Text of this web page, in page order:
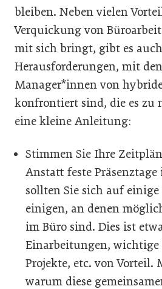
bleiben. Neben vielen
Verquickung von
mit sich bringt, gibt es
Herausforderungen, mit
Manager*innen von
konfrontiert sind, die es zu
eine kleine Anleitung:
Stimmen Sie Ihre
Anstatt feste
sollten Sie sich auf
einigen, an denen
im Büro sind. Dies ist
Einarbeitungen, wichtige
Projekte, etc. von Vorteil.
warum diese